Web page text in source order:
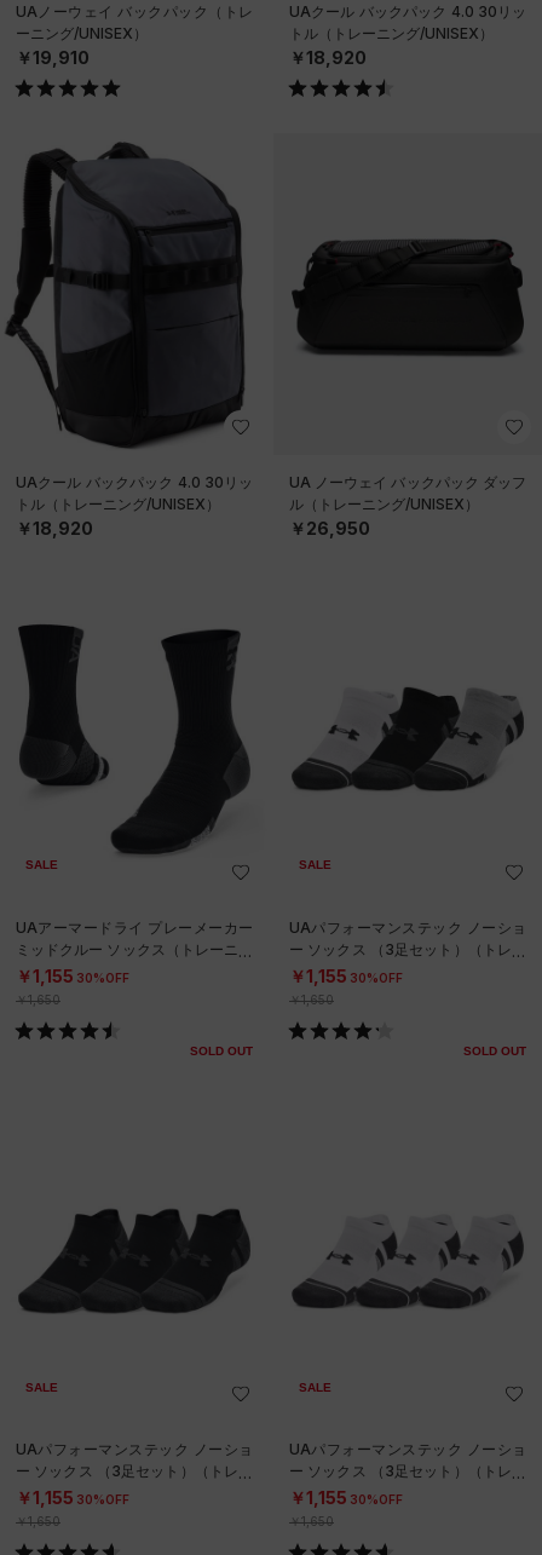
UAノーウェイ バックパック（トレ
ーニング/UNISEX）
￥19,910
UAクール バックパック 4.0 30リッ
トル（トレーニング/UNISEX）
￥18,920
UAクール バックパック 4.0 30リッ
トル（トレーニング/UNISEX）
￥18,920
UA ノーウェイ バックパック ダッフ
ル（トレーニング/UNISEX）
￥26,950
SALE
UAアーマードライ プレーメーカー
ミッドクルー ソックス（トレーニン
グ/UNISEX）
￥1,155 30%OFF
￥1,650
SOLD OUT
SALE
UAパフォーマンステック ノーショ
ー ソックス （3足セット）（トレー
ニング/UNISEX）
￥1,155 30%OFF
￥1,650
SOLD OUT
SALE
UAパフォーマンステック ノーショ
ー ソックス （3足セット）（トレー
ニング/UNISEX）
￥1,155 30%OFF
￥1,650
SALE
UAパフォーマンステック ノーショ
ー ソックス （3足セット）（トレー
ニング/UNISEX）
￥1,155 30%OFF
￥1,650